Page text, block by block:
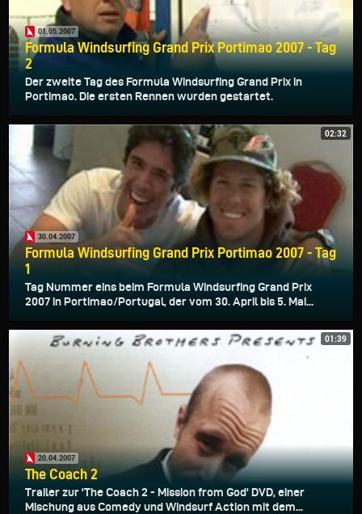
01.05.2007
Formula Windsurfing Grand Prix Portimao 2007 - Tag
2
Der zweite Tag des Formula Windsurfing Grand Prix in
Portimao. Die ersten Rennen wurden gestartet.
02:32
30.04.2007
Formula Windsurfing Grand Prix Portimao 2007 - Tag
1
Tag Nummer eins beim Formula Windsurfing Grand Prix
2007 in Portimao/Portugal, der vom 30. April bis 5. Mai...
01:39
20.04.2007
The Coach 2
Trailer zur 'The Coach 2 - Mission from God' DVD, einer
Mischung aus Comedy und Windsurf Action mit dem...